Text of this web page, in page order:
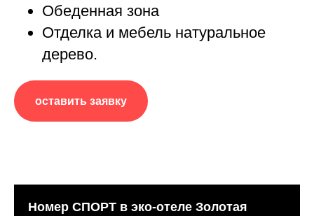
Обеденная зона
Отделка и мебель натуральное
дерево.
оставить заявку
Номер СПОРТ в эко-отеле Золотая